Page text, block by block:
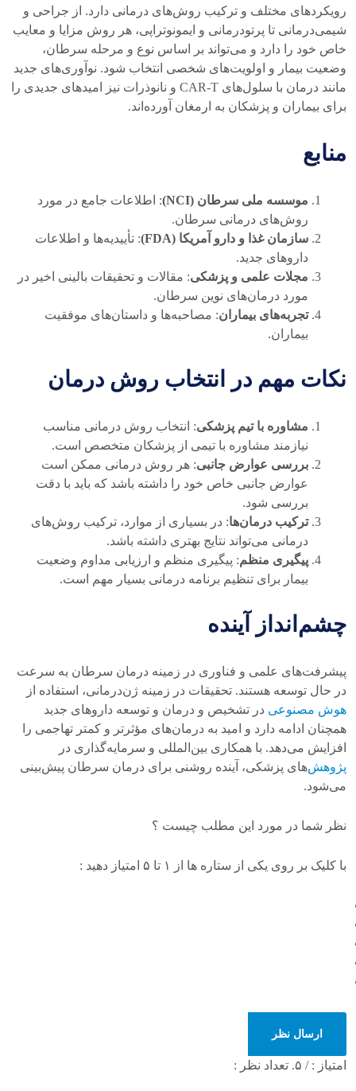
رویکردهای مختلف و ترکیب روش‌های درمانی دارد. از جراحی و
شیمی‌درمانی تا پرتودرمانی و ایمونوتراپی، هر روش مزایا و معایب
خاص خود را دارد و می‌تواند بر اساس نوع و مرحله سرطان،
وضعیت بیمار و اولویت‌های شخصی انتخاب شود. نوآوری‌های جدید
مانند درمان با سلول‌های CAR-T و نانوذرات نیز امیدهای جدیدی را
برای بیماران و پزشکان به ارمغان آورده‌اند.
منابع
موسسه ملی سرطان (NCI)
: اطلاعات جامع در مورد
روش‌های درمانی سرطان.
سازمان غذا و دارو آمریکا (FDA)
: تأییدیه‌ها و اطلاعات
داروهای جدید.
مجلات علمی و پزشکی: مقالات و تحقیقات بالینی اخیر در
مورد درمان‌های نوین سرطان.
تجربه‌های بیماران: مصاحبه‌ها و داستان‌های موفقیت
بیماران.
نکات مهم در انتخاب روش درمان
مشاوره با تیم پزشکی: انتخاب روش درمانی مناسب
نیازمند مشاوره با تیمی از پزشکان متخصص است.
بررسی عوارض جانبی: هر روش درمانی ممکن است
عوارض جانبی خاص خود را داشته باشد که باید با دقت
بررسی شود.
ترکیب درمان‌ها: در بسیاری از موارد، ترکیب روش‌های
درمانی می‌تواند نتایج بهتری داشته باشد.
پیگیری منظم: پیگیری منظم و ارزیابی مداوم وضعیت
بیمار برای تنظیم برنامه درمانی بسیار مهم است.
چشم‌انداز آینده
پیشرفت‌های علمی و فناوری در زمینه درمان سرطان به سرعت
در حال توسعه هستند. تحقیقات در زمینه ژن‌درمانی، استفاده از
هوش مصنوعی در تشخیص و درمان و توسعه داروهای جدید
همچنان ادامه دارد و امید به درمان‌های مؤثرتر و کمتر تهاجمی را
افزایش می‌دهد. با همکاری بین‌المللی و سرمایه‌گذاری در
پژوهش‌های پزشکی، آینده روشنی برای درمان سرطان پیش‌بینی
می‌شود.
نظر شما در مورد این مطلب چیست ؟
با کلیک بر روی یکی از ستاره ها از ۱ تا ۵ امتیاز دهید :
ارسال نظر
امتیاز :/ ۵. تعداد نظر :